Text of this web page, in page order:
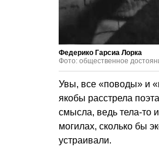
Федерико Гарсиа Лорка
Фото: общественное
Увы, все «поводы» и
якобы расстрела
смысла, ведь тела-то
могилах, сколько бы
устраивали.